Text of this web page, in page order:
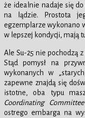
że idealnie nadaje się
na lądzie. Prostota
egzemplarze wykonano
w lepszej kondycji, mają
Ale Su-25 nie pochodzą
Stąd pomysł na
wykonanych w
zapewne znajdą się
istotne, oba typu
Coordinating
ostrego embarga na